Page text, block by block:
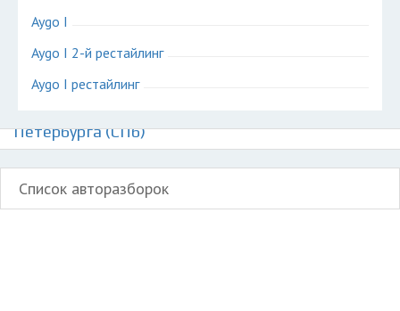
Aygo I
Aygo I 2-й рестайлинг
Aygo I рестайлинг
Петербурга (СПб)
Список авторазборок